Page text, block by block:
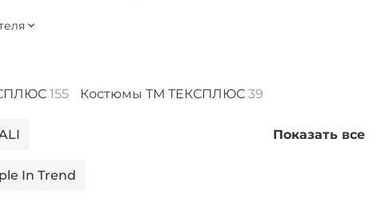
155 Костюмы ТМ ТЕКСПЛЮС 39
In Trend
Показать все